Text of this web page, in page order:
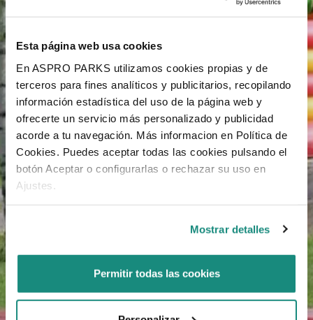
Esta página web usa cookies
En ASPRO PARKS utilizamos cookies propias y de
terceros para fines analíticos y publicitarios, recopilando
información estadística del uso de la página web y
ofrecerte un servicio más personalizado y publicidad
acorde a tu navegación. Más informacion en Política de
Cookies. Puedes aceptar todas las cookies pulsando el
botón Aceptar o configurarlas o rechazar su uso en
Ajustes.
Mostrar detalles
Permitir todas las cookies